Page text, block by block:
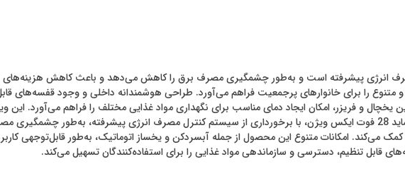
و متنوع را برای خانوارهای پرجمعیت فراهم می‌آورد. طراحی هوشمندانه داخلی و وجود
و فریزر، امکان ایجاد دمای مناسب برای نگهداری مواد غذایی مختلف را فراهم می‌آورد. این
کمک می‌کند. یخچال و فریزر ساید بای ساید 28 فوت ایکس ویژن، با برخورداری از سیستم کنترل مصرف انرژی
می‌کند. امکانات متنوع این محصول از جمله آبسردکن و یخساز اتوماتیک، به‌طور قابل‌توجهی
قابل تنظیم، دسترسی و سازماندهی مواد غذایی را برای استفاده‌کنندگان تسهیل می‌کند.